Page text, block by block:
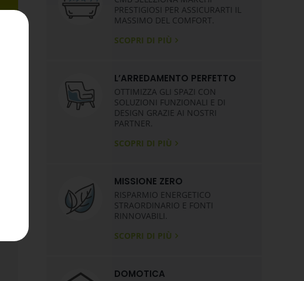
PRESTIGIOSI PER ASSICURARTI IL
MASSIMO DEL COMFORT.
SCOPRI DI PIÙ
L’ARREDAMENTO PERFETTO
OTTIMIZZA GLI SPAZI CON
SOLUZIONI FUNZIONALI E DI
DESIGN GRAZIE AI NOSTRI
PARTNER.
SCOPRI DI PIÙ
MISSIONE ZERO
RISPARMIO ENERGETICO
STRAORDINARIO E FONTI
RINNOVABILI.
SCOPRI DI PIÙ
DOMOTICA